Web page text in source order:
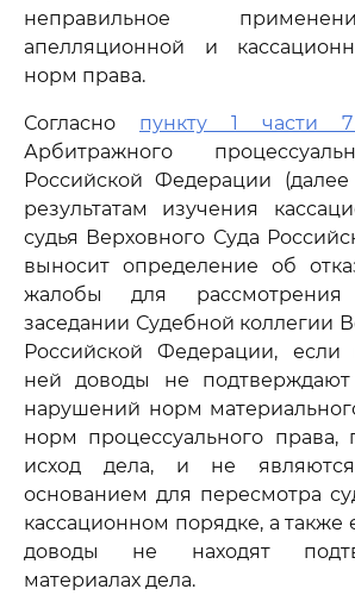
неправильное
апелляционной и
норм права.
Согласно пункту 1 части 7
Арбитражного
Российской Федерации
результатам изучения
судья Верховного Суда
выносит определение об
жалобы для
заседании Судебной коллегии
Российской Федерации,
ней доводы не подтверждают
нарушений норм
норм процессуального права,
исход дела, и не являются
основанием для пересмотра
кассационном порядке, а также
доводы не находят
материалах дела.